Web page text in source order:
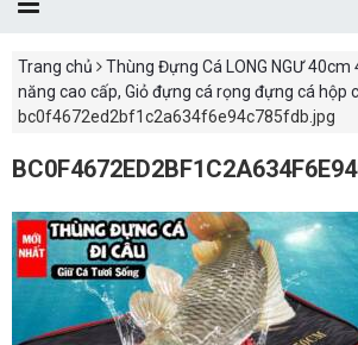
Trang chủ
Thùng Đựng Cá LONG NGƯ
năng cao cấp, Giỏ đựng cá rọng đựng cá hộp
bc0f4672ed2bf1c2a634f6e94c785fdb.jpg